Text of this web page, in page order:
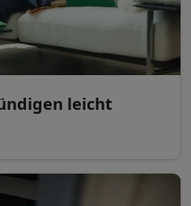
leicht